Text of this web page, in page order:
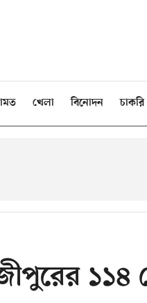
খেলা বিনোদন চাকরি
১১৪